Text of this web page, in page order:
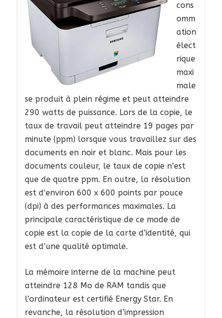
cons
omm
ation
élect
rique
maxi
male
se produit à plein régime et peut atteindre
290 watts de puissance. Lors de la copie, le
taux de travail peut atteindre 19 pages par
minute (ppm) lorsque vous travaillez sur des
documents en noir et blanc. Mais pour les
documents couleur, le taux de copie n’est
que de quatre ppm. En outre, la résolution
est d’environ 600 x 600 points par pouce
(dpi) à des performances maximales. La
principale caractéristique de ce mode de
copie est la copie de la carte d’identité, qui
est d’une qualité optimale.
La mémoire interne de la machine peut
atteindre 128 Mo de RAM tandis que
l’ordinateur est certifié Energy Star. En
revanche, la résolution d’impression